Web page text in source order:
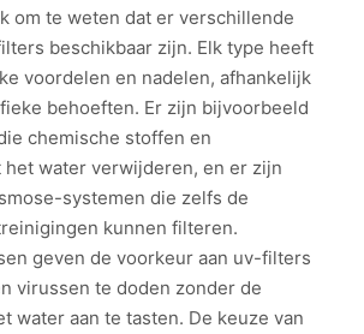
om te weten dat er verschillende
beschikbaar zijn. Elk type heeft
voordelen en nadelen, afhankelijk
behoeften. Er zijn bijvoorbeeld
chemische stoffen en
het water verwijderen, en er zijn
systemen die zelfs de
kunnen filteren.
geven de voorkeur aan uv-filters
virussen te doden zonder de
water aan te tasten. De keuze van